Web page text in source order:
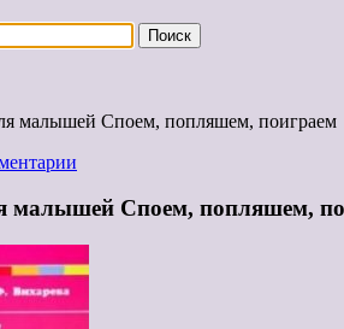
малышей Споем, попляшем, поиграем
малышей Споем, попляшем,